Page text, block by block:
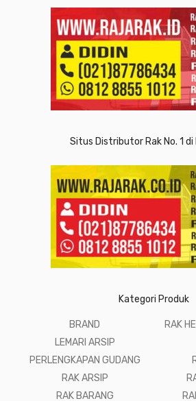
Situs Distributor Rak No. 1 di
Kategori Produk
BRAND
LEMARI ARSIP
PERLENGKAPAN GUDANG
RAK ARSIP
RAK BARANG
RAK